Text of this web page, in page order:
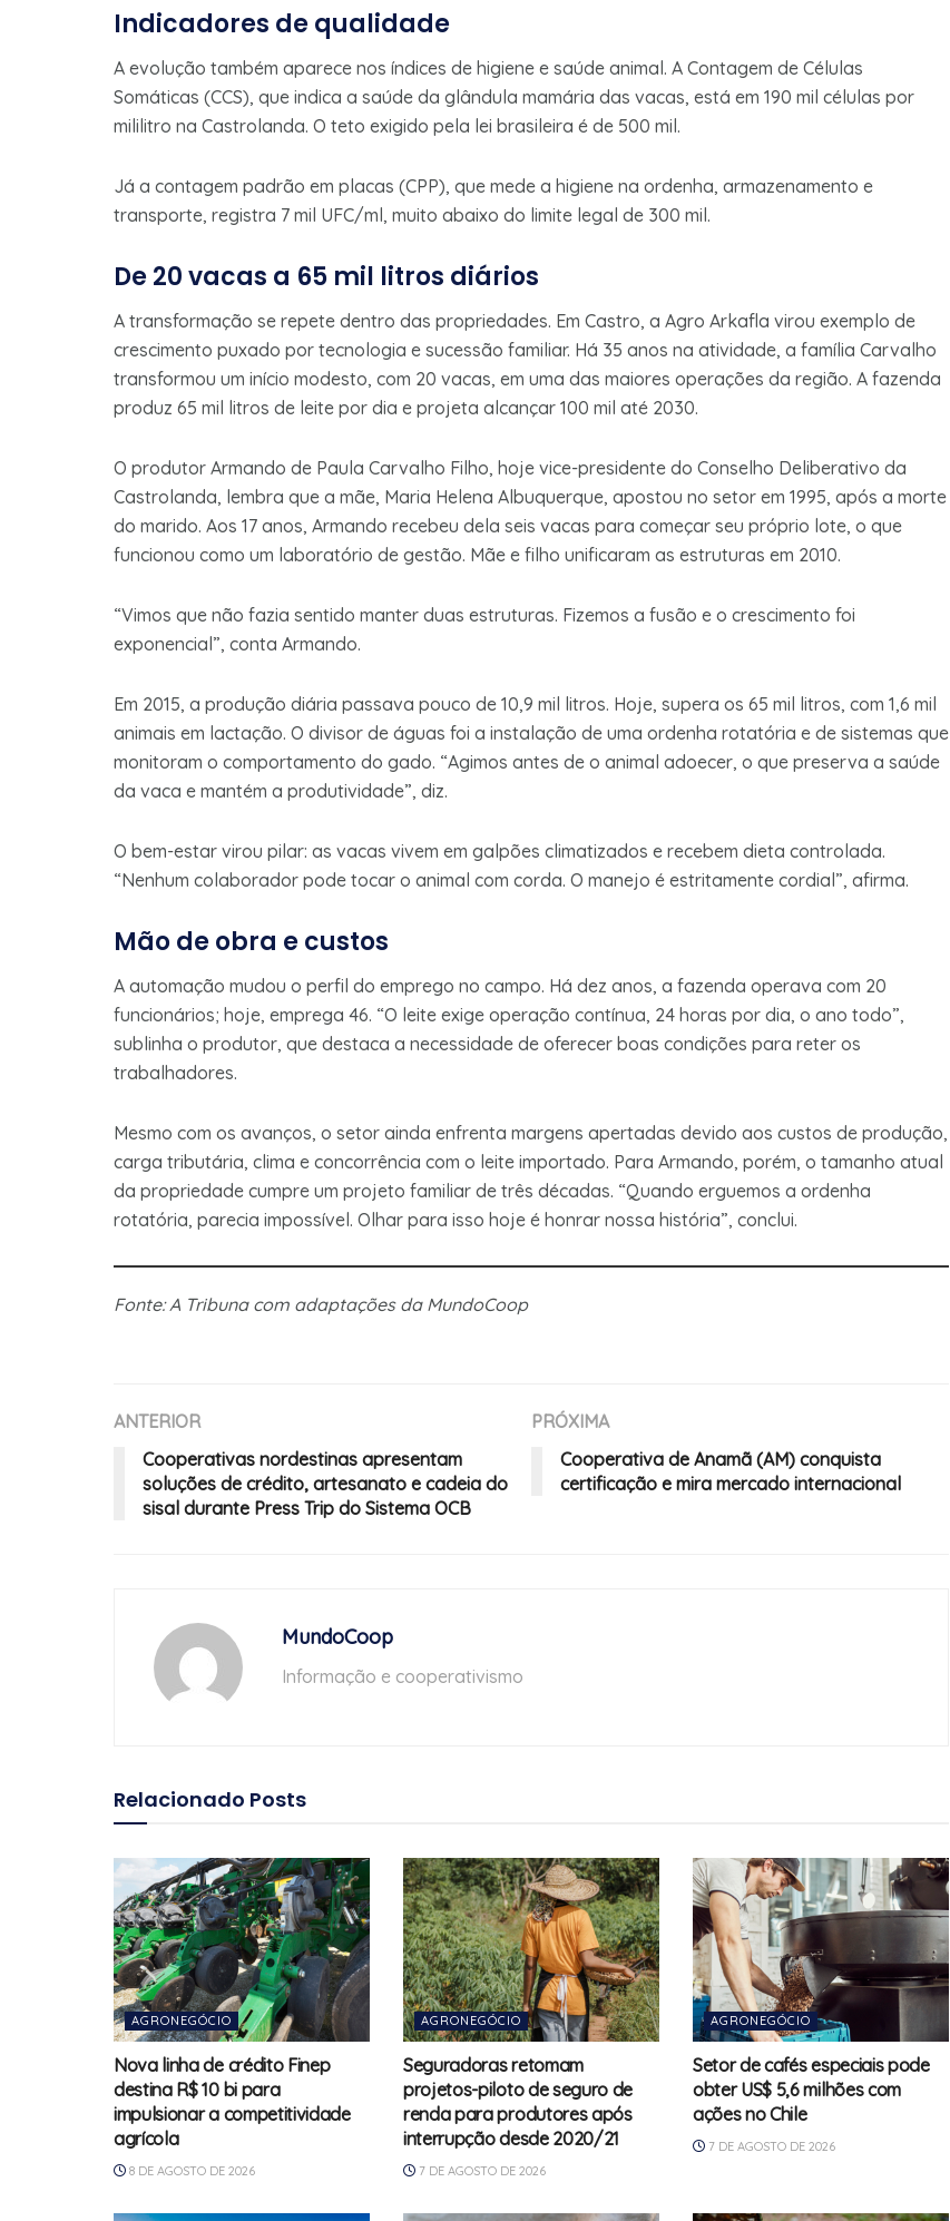
Indicadores de qualidade
A evolução também aparece nos índices de higiene e saúde animal. A Contagem de Células
Somáticas (CCS), que indica a saúde da glândula mamária das vacas, está em 190 mil células por
mililitro na Castrolanda. O teto exigido pela lei brasileira é de 500 mil.
Já a contagem padrão em placas (CPP), que mede a higiene na ordenha, armazenamento e
transporte, registra 7 mil UFC/ml, muito abaixo do limite legal de 300 mil.
De 20 vacas a 65 mil litros diários
A transformação se repete dentro das propriedades. Em Castro, a Agro Arkafla virou exemplo de
crescimento puxado por tecnologia e sucessão familiar. Há 35 anos na atividade, a família Carvalho
transformou um início modesto, com 20 vacas, em uma das maiores operações da região. A fazenda
produz 65 mil litros de leite por dia e projeta alcançar 100 mil até 2030.
O produtor Armando de Paula Carvalho Filho, hoje vice-presidente do Conselho Deliberativo da
Castrolanda, lembra que a mãe, Maria Helena Albuquerque, apostou no setor em 1995, após a morte
do marido. Aos 17 anos, Armando recebeu dela seis vacas para começar seu próprio lote, o que
funcionou como um laboratório de gestão. Mãe e filho unificaram as estruturas em 2010.
“Vimos que não fazia sentido manter duas estruturas. Fizemos a fusão e o crescimento foi
exponencial”, conta Armando.
Em 2015, a produção diária passava pouco de 10,9 mil litros. Hoje, supera os 65 mil litros, com 1,6 mil
animais em lactação. O divisor de águas foi a instalação de uma ordenha rotatória e de sistemas que
monitoram o comportamento do gado. “Agimos antes de o animal adoecer, o que preserva a saúde
da vaca e mantém a produtividade”, diz.
O bem-estar virou pilar: as vacas vivem em galpões climatizados e recebem dieta controlada.
“Nenhum colaborador pode tocar o animal com corda. O manejo é estritamente cordial”, afirma.
Mão de obra e custos
A automação mudou o perfil do emprego no campo. Há dez anos, a fazenda operava com 20
funcionários; hoje, emprega 46. “O leite exige operação contínua, 24 horas por dia, o ano todo”,
sublinha o produtor, que destaca a necessidade de oferecer boas condições para reter os
trabalhadores.
Mesmo com os avanços, o setor ainda enfrenta margens apertadas devido aos custos de produção,
carga tributária, clima e concorrência com o leite importado. Para Armando, porém, o tamanho atual
da propriedade cumpre um projeto familiar de três décadas. “Quando erguemos a ordenha
rotatória, parecia impossível. Olhar para isso hoje é honrar nossa história”, conclui.
Fonte: A Tribuna com adaptações da MundoCoop
ANTERIOR
Cooperativas nordestinas apresentam
soluções de crédito, artesanato e cadeia do
sisal durante Press Trip do Sistema OCB
PRÓXIMA
Cooperativa de Anamã (AM) conquista
certificação e mira mercado internacional
MundoCoop
Informação e cooperativismo
Relacionado Posts
AGRONEGÓCIO
Nova linha de crédito Finep
destina R$ 10 bi para
impulsionar a competitividade
agrícola
8 DE AGOSTO DE 2026
AGRONEGÓCIO
Seguradoras retomam
projetos-piloto de seguro de
renda para produtores após
interrupção desde 2020/21
7 DE AGOSTO DE 2026
AGRONEGÓCIO
Setor de cafés especiais pode
obter US$ 5,6 milhões com
ações no Chile
7 DE AGOSTO DE 2026